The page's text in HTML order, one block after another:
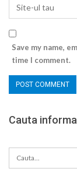
Save my name,
time I comment.
Cauta